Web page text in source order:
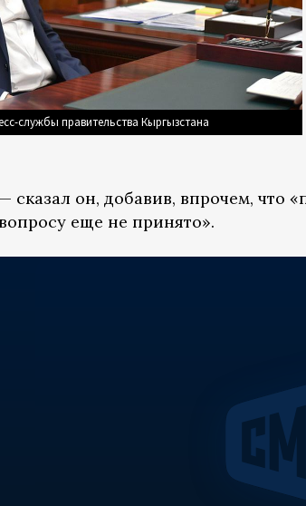
службы правительства Кыргызстана
— сказал он, добавив, впрочем, что
вопросу еще не принято».